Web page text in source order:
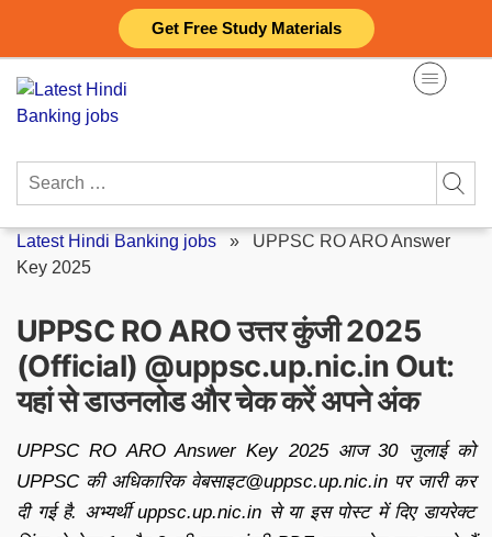
Get Free Study Materials
content
Search
Latest Hindi Banking jobs » UPPSC RO ARO Answer
Key 2025
UPPSC RO ARO उत्तर कुंजी 2025
(Official) @uppsc.up.nic.in Out:
यहां से डाउनलोड और चेक करें अपने अंक
UPPSC RO ARO Answer Key 2025 आज 30 जुलाई को
UPPSC की अधिकारिक वेबसाइट@uppsc.up.nic.in पर जारी कर
दी गई है. अभ्यर्थी uppsc.up.nic.in से या इस पोस्ट में दिए डायरेक्ट